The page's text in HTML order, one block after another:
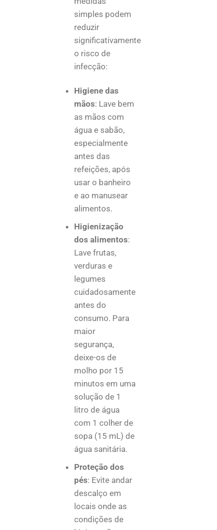
simples podem
reduzir
significativamente
o risco de
infecção:
Higiene das
mãos: Lave bem
as mãos com
água e sabão,
especialmente
antes das
refeições, após
usar o banheiro
e ao manusear
alimentos.
Higienização
dos alimentos:
Lave frutas,
verduras e
legumes
cuidadosamente
antes do
consumo. Para
maior
segurança,
deixe-os de
molho por 15
minutos em uma
solução de 1
litro de água
com 1 colher de
sopa (15 mL) de
água sanitária.
Proteção dos
pés: Evite andar
descalço em
locais onde as
condições de